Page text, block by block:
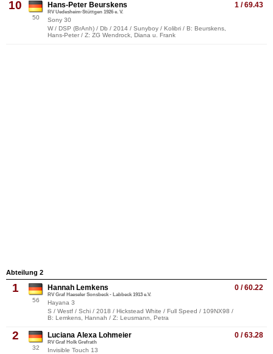
10
50
1 / 69.43
Hans-Peter Beurskens
RV Uedesheim-Stüttgen 1926 e. V.
Sony 30
W / DSP (BrAnh) / Db / 2014 / Sunyboy / Kolibri / B: Beurskens,
Hans-Peter / Z: ZG Wendrock, Diana u. Frank
Abteilung 2
1
56
0 / 60.22
Hannah Lemkens
RV Graf Haeseler Sonsbeck - Labbeck 1913 e.V.
Hayana 3
S / Westf / Schi / 2018 / Hickstead White / Full Speed / 109NX98 /
B: Lemkens, Hannah / Z: Leusmann, Petra
2
32
0 / 63.28
Luciana Alexa Lohmeier
RV Graf Holk Grefrath
Invisible Touch 13